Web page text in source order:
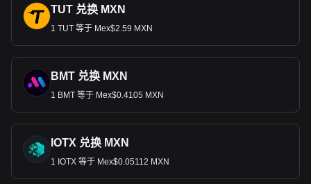
TUT 兑换 MXN
1 TUT 等于 Mex$2.59 MXN
BMT 兑换 MXN
1 BMT 等于 Mex$0.4105 MXN
IOTX 兑换 MXN
1 IOTX 等于 Mex$0.05112 MXN